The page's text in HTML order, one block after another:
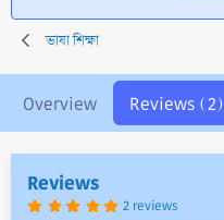
o
r
ভাষা শিক্ষা
Overview Reviews (2)
Reviews
52 reviews